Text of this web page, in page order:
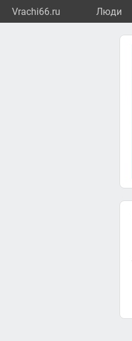
Vrachi66.ru Люди